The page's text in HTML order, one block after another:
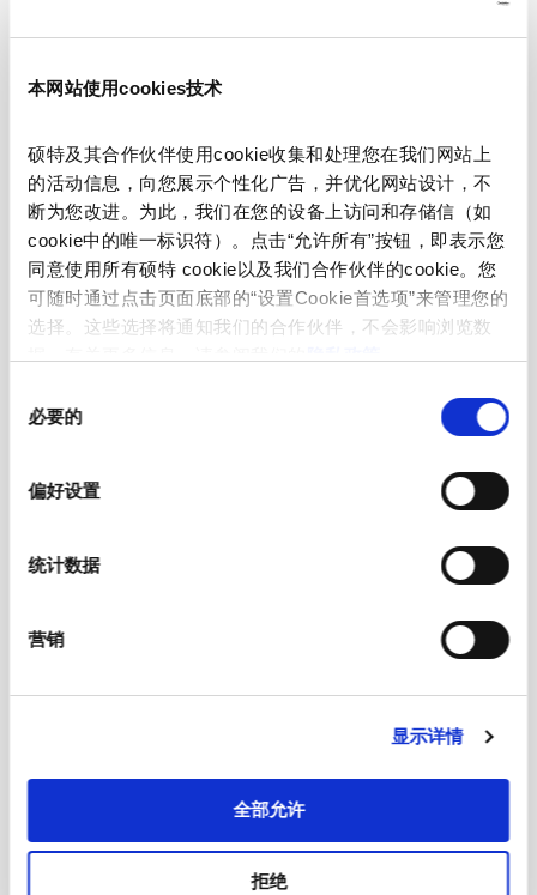
本网站使用cookies技术
硕特及其合作伙伴使用cookie收集和处理您在我们网站上
的活动信息，向您展示个性化广告，并优化网站设计，不
断为您改进。为此，我们在您的设备上访问和存储信（如
cookie中的唯一标识符）。点击“允许所有”按钮，即表示您
同意使用所有硕特 cookie以及我们合作伙伴的cookie。您
可随时通过点击页面底部的“设置Cookie首选项”来管理您的
选择。这些选择将通知我们的合作伙伴，不会影响浏览数
必要的
偏好设置
统计数据
营销
显示详情
全部允许
拒绝
Protection against electric shock
Suitable for appliances with protection
class I acc. to IEC 61140
Terminal moulded
70 °C, 10 A, Protection Class I